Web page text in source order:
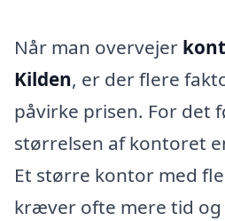
Når man overvejer
Kilden, er der flere
påvirke prisen. For det
størrelsen af kontoret
Et større kontor med
kræver ofte mere tid